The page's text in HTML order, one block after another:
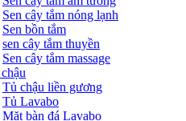
Sen cây tắm nóng lạnh
Sen bồn tắm
sen cây tắm thuyền
Sen cây tắm massage
Tủ chậu liền gương
Tủ Lavabo
Mặt bàn đá Lavabo